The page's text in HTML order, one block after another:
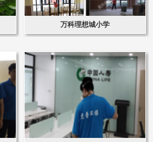
万科理想城小学